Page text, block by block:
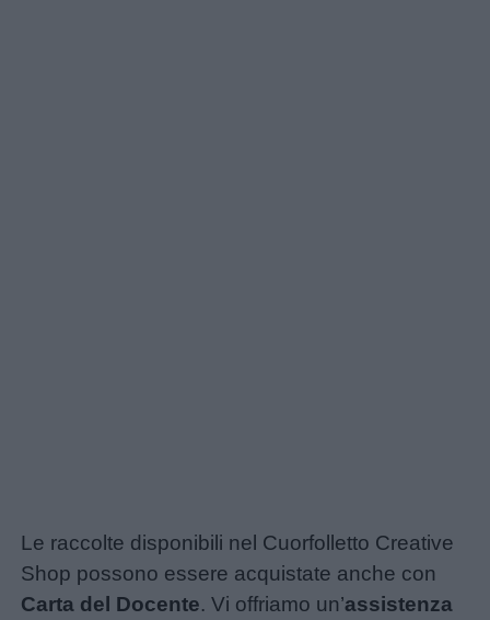
Le raccolte disponibili nel Cuorfolletto Creative
Shop possono essere acquistate anche con
Carta del Docente. Vi offriamo un’assistenza